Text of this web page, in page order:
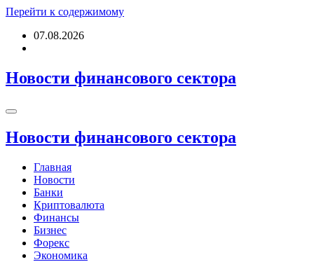
Перейти к содержимому
07.08.2026
Новости финансового сектора
Новости финансового сектора
Главная
Новости
Банки
Криптовалюта
Финансы
Бизнес
Форекс
Экономика